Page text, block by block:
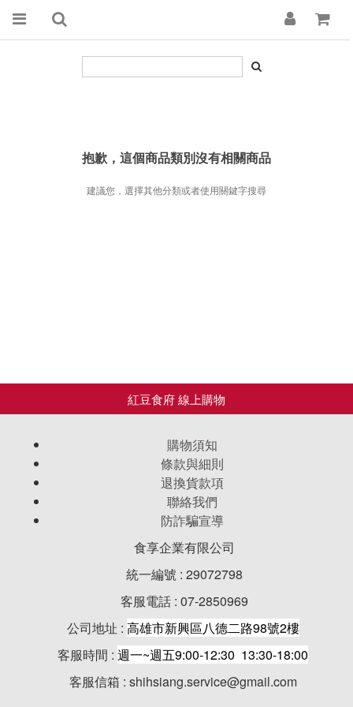
抱歉，這個商品類別沒有相關商品
建議您，選擇其他分類或者使用關鍵字搜尋
購物須知
條款與細則
退換貨款項
聯絡我們
防詐騙宣導
食享企業有限公司
統一編號 : 29072798
客服電話 : 07-2850969
公司地址 : 高雄市新興區八德二路98號2樓
客服時間 : 週一~週五9:00-12:30 13:30-18:00
客服信箱 : shihsiang.service@gmail.com